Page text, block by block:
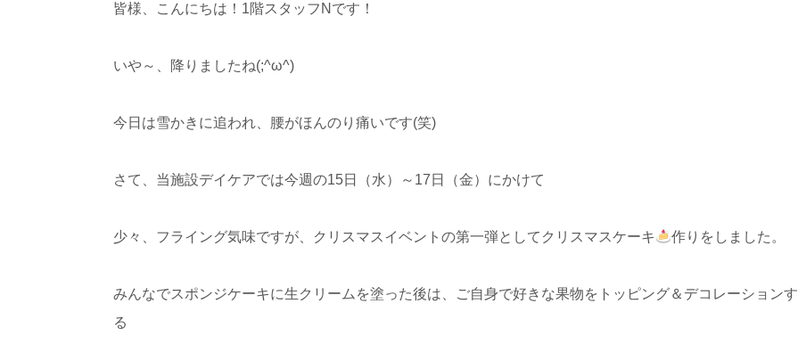
皆様、こんにちは！1階スタッフNです！
いや～、降りましたね(;^ω^)
今日は雪かきに追われ、腰がほんのり痛いです(笑)
さて、当施設デイケアでは今週の15日（水）～17日（金）にかけて
少々、フライング気味ですが、クリスマスイベントの第一弾としてクリスマスケーキ 作りをしました。
みんなでスポンジケーキに生クリームを塗った後は、ご自身で好きな果物をトッピング＆デコレーションす
る